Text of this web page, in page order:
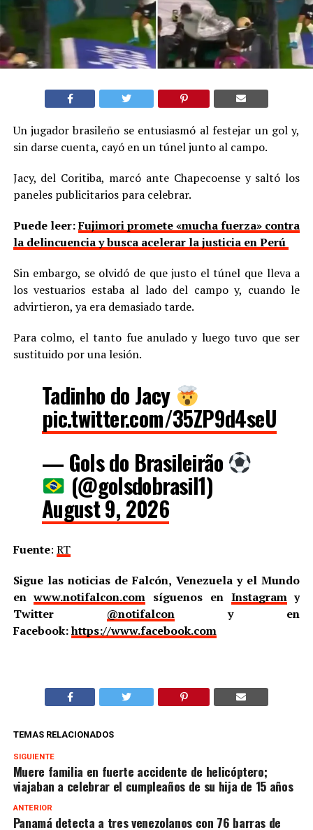
Un jugador brasileño se entusiasmó al festejar un gol y,
sin darse cuenta, cayó en un túnel junto al campo.
Jacy, del Coritiba, marcó ante Chapecoense y saltó los
paneles publicitarios para celebrar.
Puede leer:Fujimori promete «mucha fuerza» contra
la delincuencia y busca acelerar la justicia en Perú
Sin embargo, se olvidó de que justo el túnel que lleva a
los vestuarios estaba al lado del campo y, cuando le
advirtieron, ya era demasiado tarde.
Para colmo, el tanto fue anulado y luego tuvo que ser
sustituido por una lesión.
Tadinho do Jacy
pic.twitter.com/35ZP9d4seU
— Gols do Brasileirão
(@golsdobrasil1)
August 9, 2026
Fuente: RT
Sigue las noticias de Falcón, Venezuela y el Mundo
enwww.notifalcon.com síguenos en Instagramy
Twitter @notifalcony en
Facebook:https://www.facebook.com
TEMAS RELACIONADOS
SIGUIENTE
Muere familia en fuerte accidente de helicóptero;
viajaban a celebrar el cumpleaños de su hija de 15 años
ANTERIOR
Panamá detecta a tres venezolanos con 76 barras de